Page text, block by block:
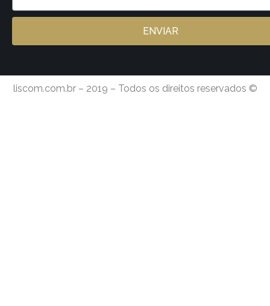
ENVIAR
liscom.com.br – 2019 – Todos os direitos reservados ©